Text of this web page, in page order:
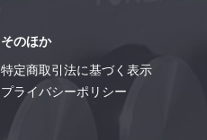
そのほか
特定商取引法に基づく表示
プライバシーポリシー